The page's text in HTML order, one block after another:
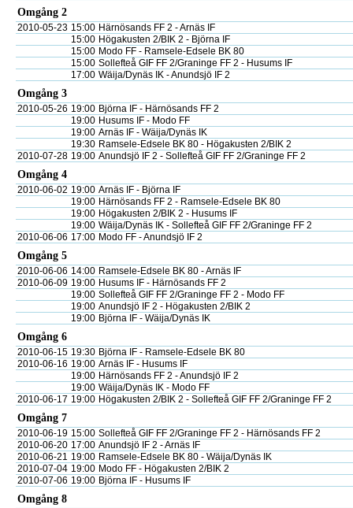
Omgång 2
2010-05-23 15:00 Härnösands FF 2 - Arnäs IF
15:00 Högakusten 2/BIK 2 - Björna IF
15:00 Modo FF - Ramsele-Edsele BK 80
15:00 Sollefteå GIF FF 2/Graninge FF 2 - Husums IF
17:00 Wäija/Dynäs IK - Anundsjö IF 2
Omgång 3
2010-05-26 19:00 Björna IF - Härnösands FF 2
19:00 Husums IF - Modo FF
19:00 Arnäs IF - Wäija/Dynäs IK
19:30 Ramsele-Edsele BK 80 - Högakusten 2/BIK 2
2010-07-28 19:00 Anundsjö IF 2 - Sollefteå GIF FF 2/Graninge FF 2
Omgång 4
2010-06-02 19:00 Arnäs IF - Björna IF
19:00 Härnösands FF 2 - Ramsele-Edsele BK 80
19:00 Högakusten 2/BIK 2 - Husums IF
19:00 Wäija/Dynäs IK - Sollefteå GIF FF 2/Graninge FF 2
2010-06-06 17:00 Modo FF - Anundsjö IF 2
Omgång 5
2010-06-06 14:00 Ramsele-Edsele BK 80 - Arnäs IF
2010-06-09 19:00 Husums IF - Härnösands FF 2
19:00 Sollefteå GIF FF 2/Graninge FF 2 - Modo FF
19:00 Anundsjö IF 2 - Högakusten 2/BIK 2
19:00 Björna IF - Wäija/Dynäs IK
Omgång 6
2010-06-15 19:30 Björna IF - Ramsele-Edsele BK 80
2010-06-16 19:00 Arnäs IF - Husums IF
19:00 Härnösands FF 2 - Anundsjö IF 2
19:00 Wäija/Dynäs IK - Modo FF
2010-06-17 19:00 Högakusten 2/BIK 2 - Sollefteå GIF FF 2/Graninge FF 2
Omgång 7
2010-06-19 15:00 Sollefteå GIF FF 2/Graninge FF 2 - Härnösands FF 2
2010-06-20 17:00 Anundsjö IF 2 - Arnäs IF
2010-06-21 19:00 Ramsele-Edsele BK 80 - Wäija/Dynäs IK
2010-07-04 19:00 Modo FF - Högakusten 2/BIK 2
2010-07-06 19:00 Björna IF - Husums IF
Omgång 8